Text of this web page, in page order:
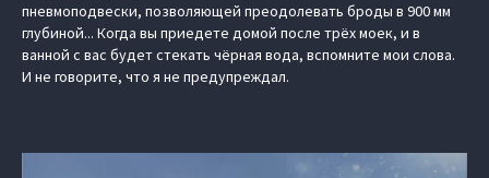
пневмоподвески, позволяющей преодолевать броды в 900 мм
глубиной... Когда вы приедете домой после трёх моек, и в
ванной с вас будет стекать чёрная вода, вспомните мои слова.
И не говорите, что я не предупреждал.